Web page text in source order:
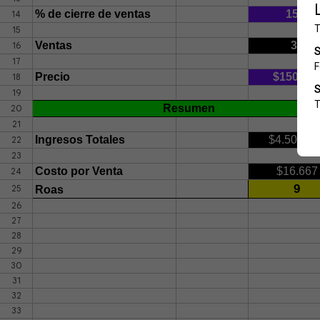
14
% de cierre de ventas 15%
15
16
Ventas 30
17
18
Precio $150.000
19
20
Resumen
21
22
Ingresos Totales
23
24
Costo por Venta $16.667
25 Roas 9
26
27
28
29
30
31
32
33